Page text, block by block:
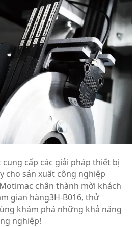
cấp các giải pháp thiết bị
cho sản xuất công nghiệp
Motimac chân thành mời khách
gian hàng3H-B016, thử
khám phá những khả năng
nghiệp!